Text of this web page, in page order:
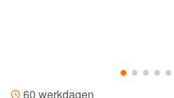
60 werkdagen